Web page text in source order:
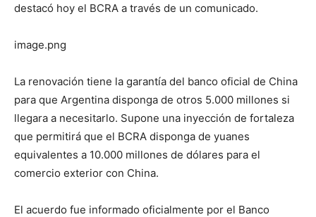
destacó hoy el BCRA a través de un comunicado.
image.png
La renovación tiene la garantía del banco oficial de China
para que Argentina disponga de otros 5.000 millones si
llegara a necesitarlo. Supone una inyección de fortaleza
que permitirá que el BCRA disponga de yuanes
equivalentes a 10.000 millones de dólares para el
comercio exterior con China.
El acuerdo fue informado oficialmente por el Banco